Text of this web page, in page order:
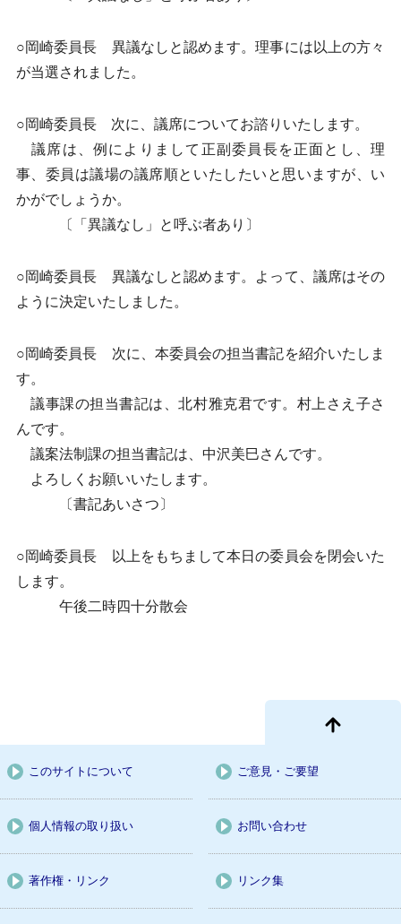
○岡崎委員長 異議なしと認めます。理事には以上の方々
が当選されました。
○岡崎委員長 次に、議席についてお諮りいたします。
議席は、例によりまして正副委員長を正面とし、理
事、委員は議場の議席順といたしたいと思いますが、い
かがでしょうか。
〔「異議なし」と呼ぶ者あり〕
○岡崎委員長 異議なしと認めます。よって、議席はその
ように決定いたしました。
○岡崎委員長 次に、本委員会の担当書記を紹介いたしま
す。
議事課の担当書記は、北村雅克君です。村上さえ子さ
んです。
議案法制課の担当書記は、中沢美巳さんです。
よろしくお願いいたします。
〔書記あいさつ〕
○岡崎委員長 以上をもちまして本日の委員会を閉会いた
します。
午後二時四十分散会
このサイトについて ご意見・ご要望
個人情報の取り扱い お問い合わせ
著作権・リンク リンク集